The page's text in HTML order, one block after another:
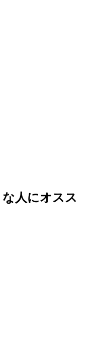
人にオスス